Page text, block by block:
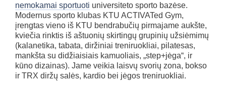
nemokamai sportuoti universiteto sporto bazėse.
Modernus sporto klubas KTU ACTIVATed Gym,
įrengtas vieno iš KTU bendrabučių pirmajame aukšte,
kviečia rinktis iš aštuonių skirtingų grupinių užsiėmimų
(kalanetika, tabata, diržiniai treniruokliai, pilatesas,
mankšta su didžiaisiais kamuoliais, „step+jėga“, ir
kūno dizainas). Jame veikia laisvų svorių zona, bokso
ir TRX diržų salės, kardio bei jėgos treniruokliai.